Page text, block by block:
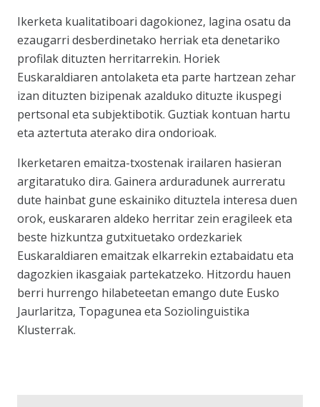
Ikerketa kualitatiboari dagokionez, lagina osatu da
ezaugarri desberdinetako herriak eta denetariko
profilak dituzten herritarrekin. Horiek
Euskaraldiaren antolaketa eta parte hartzean zehar
izan dituzten bizipenak azalduko dituzte ikuspegi
pertsonal eta subjektibotik. Guztiak kontuan hartu
eta aztertuta aterako dira ondorioak.
Ikerketaren emaitza-txostenak irailaren hasieran
argitaratuko dira. Gainera arduradunek aurreratu
dute hainbat gune eskainiko dituztela interesa duen
orok, euskararen aldeko herritar zein eragileek eta
beste hizkuntza gutxituetako ordezkariek
Euskaraldiaren emaitzak elkarrekin eztabaidatu eta
dagozkien ikasgaiak partekatzeko. Hitzordu hauen
berri hurrengo hilabeteetan emango dute Eusko
Jaurlaritza, Topagunea eta Soziolinguistika
Klusterrak.